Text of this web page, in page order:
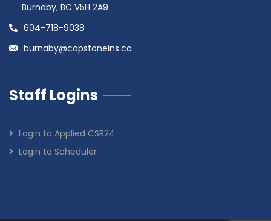
Burnaby, BC V5H 2A9
604-718-9038
burnaby@capstoneins.ca
Staff Logins
Login to Applied CSR24
Login to Scheduler